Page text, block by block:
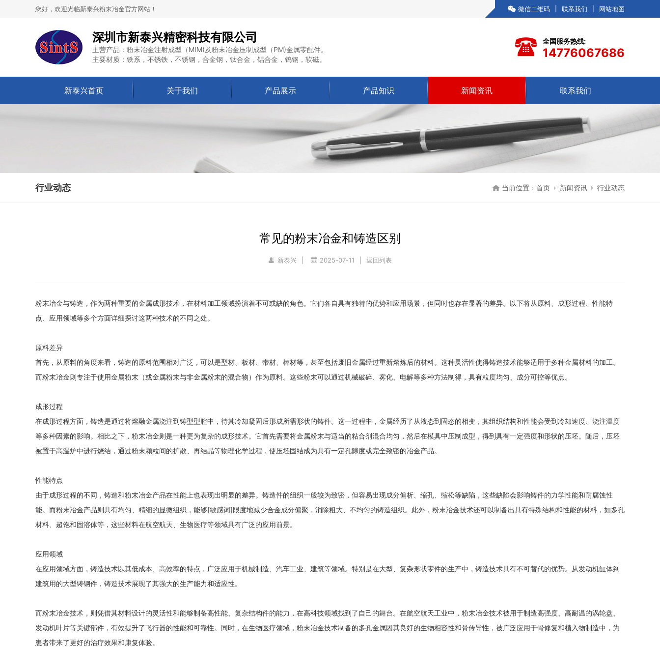
您好，欢迎光临新泰兴粉末冶金官方网站！ 微信二维码 联系我们 网站地图
深圳市新泰兴精密科技有限公司
主营产品：粉末冶金注射成型（MIM)及粉末冶金压制成型（PM)金属零配件。
主要材质：铁系，不锈铁，不锈钢，合金钢，钛合金，铝合金，钨钢，软磁。
全国服务热线:
14776067686
新泰兴首页 关于我们 产品展示 产品知识 新闻资讯 联系我们
当前位置： 首页 新闻资讯 行业动态
行业动态
常见的粉末冶金和铸造区别
新泰兴 2025-07-11 返回列表
粉末冶金与铸造，作为两种重要的金属成形技术，在材料加工领域扮演着不可或缺的角色。它们各自具有独特的优势和应用场景，但同时也存在显著的差异。以下将从原料、成形过程、性能特
点、应用领域等多个方面详细探讨这两种技术的不同之处。
原料差异
首先，从原料的角度来看，铸造的原料范围相对广泛，可以是型材、板材、带材、棒材等，甚至包括废旧金属经过重新熔炼后的材料。这种灵活性使得铸造技术能够适用于多种金属材料的加工。
而粉末冶金则专注于使用金属粉末（或金属粉末与非金属粉末的混合物）作为原料。这些粉末可以通过机械破碎、雾化、电解等多种方法制得，具有粒度均匀、成分可控等优点。
成形过程
在成形过程方面，铸造是通过将熔融金属浇注到铸型型腔中，待其冷却凝固后形成所需形状的铸件。这一过程中，金属经历了从液态到固态的相变，其组织结构和性能会受到冷却速度、浇注温度
等多种因素的影响。相比之下，粉末冶金则是一种更为复杂的成形技术。它首先需要将金属粉末与适当的粘合剂混合均匀，然后在模具中压制成型，得到具有一定强度和形状的压坯。随后，压坯
被置于高温炉中进行烧结，通过粉末颗粒间的扩散、再结晶等物理化学过程，使压坯固结成为具有一定孔隙度或完全致密的冶金产品。
性能特点
由于成形过程的不同，铸造和粉末冶金产品在性能上也表现出明显的差异。铸造件的组织一般较为致密，但容易出现成分偏析、缩孔、缩松等缺陷，这些缺陷会影响铸件的力学性能和耐腐蚀性
能。而粉末冶金产品则具有均匀、精细的显微组织，能够[敏感词]限度地减少合金成分偏聚，消除粗大、不均匀的铸造组织。此外，粉末冶金技术还可以制备出具有特殊结构和性能的材料，如多孔
材料、超饱和固溶体等，这些材料在航空航天、生物医疗等领域具有广泛的应用前景。
应用领域
在应用领域方面，铸造技术以其低成本、高效率的特点，广泛应用于机械制造、汽车工业、建筑等领域。特别是在大型、复杂形状零件的生产中，铸造技术具有不可替代的优势。从发动机缸体到
建筑用的大型铸钢件，铸造技术展现了其强大的生产能力和适应性。
而粉末冶金技术，则凭借其材料设计的灵活性和能够制备高性能、复杂结构件的能力，在高科技领域找到了自己的舞台。在航空航天工业中，粉末冶金技术被用于制造高强度、高耐温的涡轮盘、
发动机叶片等关键部件，有效提升了飞行器的性能和可靠性。同时，在生物医疗领域，粉末冶金技术制备的多孔金属因其良好的生物相容性和骨传导性，被广泛应用于骨修复和植入物制造中，为
患者带来了更好的治疗效果和康复体验。